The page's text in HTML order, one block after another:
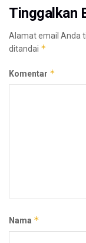
Tinggalkan
Alamat email Anda
ditandai *
Komentar *
Nama *